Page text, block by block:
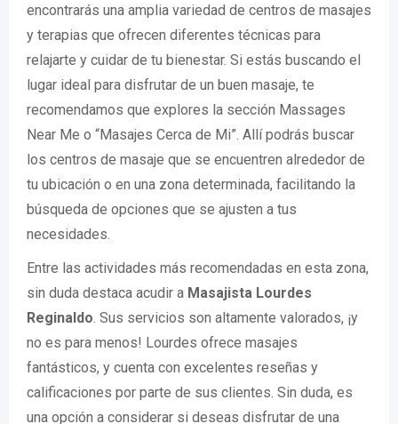
encontrarás una amplia variedad de centros de masajes
y terapias que ofrecen diferentes técnicas para
relajarte y cuidar de tu bienestar. Si estás buscando el
lugar ideal para disfrutar de un buen masaje, te
recomendamos que explores la sección Massages
Near Me o “Masajes Cerca de Mi”. Allí podrás buscar
los centros de masaje que se encuentren alrededor de
tu ubicación o en una zona determinada, facilitando la
búsqueda de opciones que se ajusten a tus
necesidades.
Entre las actividades más recomendadas en esta zona,
sin duda destaca acudir a Masajista Lourdes
Reginaldo . Sus servicios son altamente valorados, ¡y
no es para menos! Lourdes ofrece masajes
fantásticos, y cuenta con excelentes reseñas y
calificaciones por parte de sus clientes. Sin duda, es
una opción a considerar si deseas disfrutar de una